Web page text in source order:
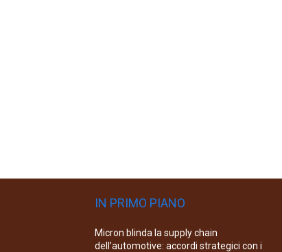
IN PRIMO PIANO
Micron blinda la supply chain
dell’automotive: accordi strategici con i